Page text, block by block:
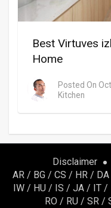
Best Virtuves
Home
Posted On
Kitchen
Disclaimer
AR/ BG/ CS / HR/ DA
IW/ HU/ IS / JA/ IT/
RO / RU / SR /